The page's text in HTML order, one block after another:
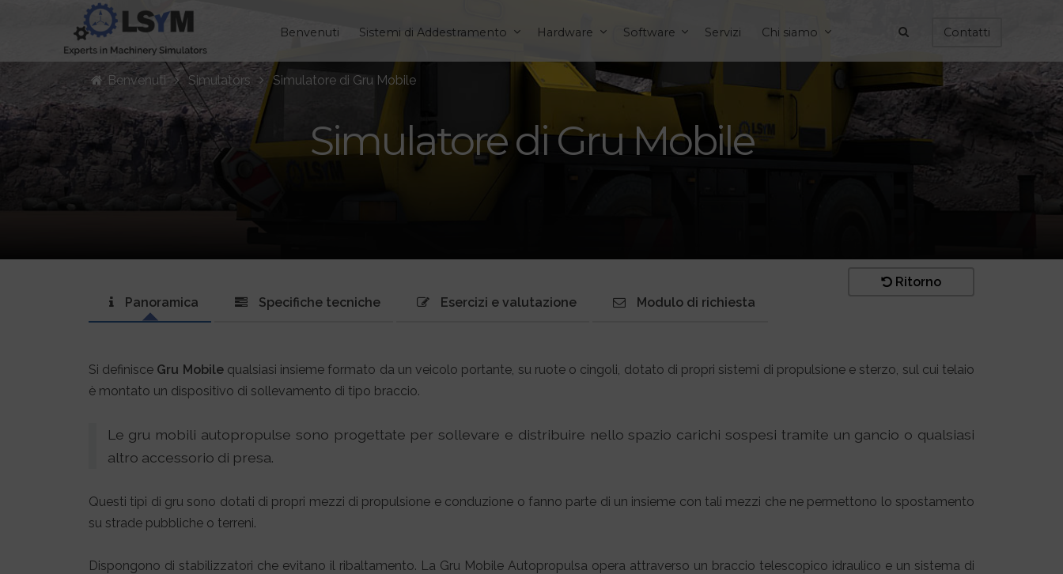
Benvenuti Sistemi di Addestramento Hardware Software Servizi Chi siamo Contatti
Benvenuti Simulators Simulatore di Gru Mobile
Simulatore di Gru Mobile
Ritorno
Panoramica
Specifiche tecniche Esercizi e valutazione Modulo di richiesta
Si definisce Gru Mobilequalsiasi insieme formato da un veicolo portante, su ruote o cingoli, dotato di propri sistemi di propulsione e sterzo, sul cui telaio
è montato un dispositivo di sollevamento di tipo braccio.
Le gru mobili autopropulse sono progettate per sollevare e distribuire nello spazio carichi sospesi tramite un gancio o qualsiasi
altro accessorio di presa.
Questi tipi di gru sono dotati di propri mezzi di propulsione e conduzione o fanno parte di un insieme con tali mezzi che ne permettono lo spostamento
su strade pubbliche o terreni.
Dispongono di stabilizzatori che evitano il ribaltamento. La Gru Mobile Autopropulsa opera attraverso un braccio telescopico idraulico e un sistema di